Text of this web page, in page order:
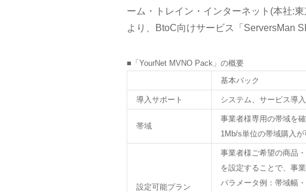
ーム・トレイン・インターネット(本社:
より、BtoC向けサービス「ServersMan
■「YourNet MVNO Pack」の概要
基本パック
導入サポート システム、サービス導
帯域
事業者様専用の帯域を
1Mb/s単位の帯域購入が
設定可能プラン
事業者様ご希望の商品
を設定することで、事
パラメータ例：帯域幅